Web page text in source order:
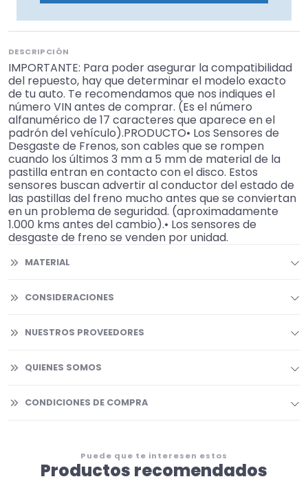
DESCRIPCIÓN
IMPORTANTE: Para poder asegurar la compatibilidad
del repuesto, hay que determinar el modelo exacto
de tu auto. Te recomendamos que nos indiques el
número VIN antes de comprar. (Es el número
alfanumérico de 17 caracteres que aparece en el
padrón del vehículo).PRODUCTO• Los Sensores de
Desgaste de Frenos, son cables que se rompen
cuando los últimos 3 mm a 5 mm de material de la
pastilla entran en contacto con el disco. Estos
sensores buscan advertir al conductor del estado de
las pastillas del freno mucho antes que se conviertan
en un problema de seguridad. (aproximadamente
1.000 kms antes del cambio).• Los sensores de
desgaste de freno se venden por unidad.
MATERIAL
CONSIDERACIONES
NUESTROS PROVEEDORES
QUIENES SOMOS
CONDICIONES DE COMPRA
Puede que te interesen estos
Productos recomendados